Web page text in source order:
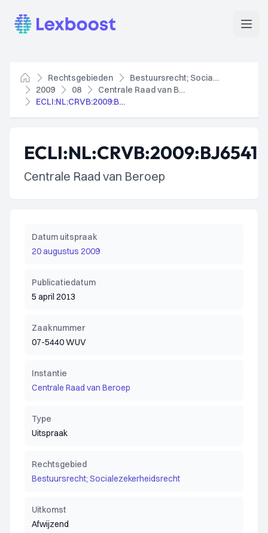
Lexboost
Home
Rechtsgebieden
Bestuursrecht; Socialezekerheidsrecht
2009
08
Centrale Raad van Beroep
ECLI:NL:CRVB:2009:BJ6541
ECLI:NL:CRVB:2009:BJ6541
Centrale Raad van Beroep
Datum uitspraak
20 augustus 2009
Publicatiedatum
5 april 2013
Zaaknummer
07-5440 WUV
Instantie
Centrale Raad van Beroep
Type
Uitspraak
Rechtsgebied
Bestuursrecht; Socialezekerheidsrecht
Uitkomst
Afwijzend